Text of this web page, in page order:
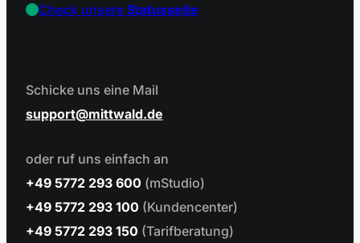
Check unsereStatusseite
Schicke uns eine Mail
support
mittwald.de
oder ruf uns einfach an
+49 5772 293 600 (mStudio)
+49 5772 293 100 (Kundencenter)
+49 5772 293 150 (Tarifberatung)